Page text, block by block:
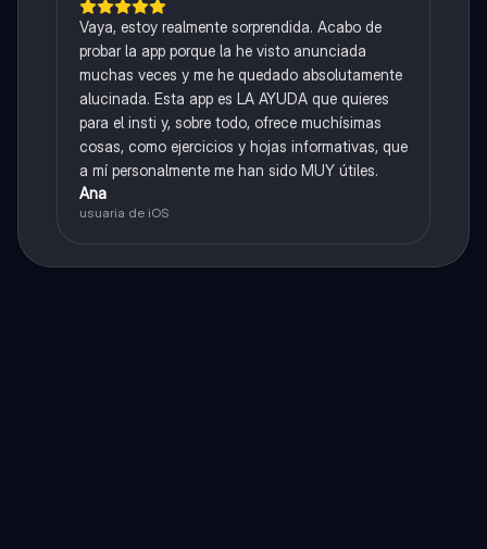
Vaya, estoy realmente sorprendida. Acabo de
probar la app porque la he visto anunciada
muchas veces y me he quedado absolutamente
alucinada. Esta app es LA AYUDA que quieres
para el insti y, sobre todo, ofrece muchísimas
cosas, como ejercicios y hojas informativas, que
a mí personalmente me han sido MUY útiles.
Ana
usuaria de iOS